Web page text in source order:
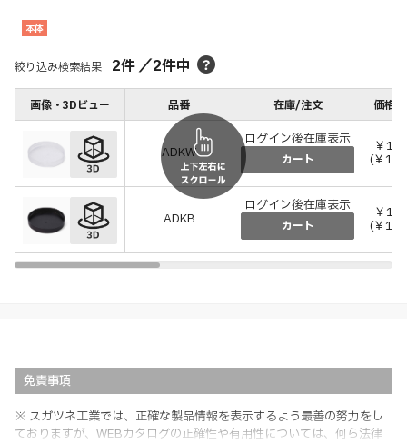
本体
絞り込み検索結果 2件／2件中
画像・3Dビュー 品番 在庫/注文 価格(
ADKW
ログイン後在庫表示
カート
￥
(￥
ADKB
ログイン後在庫表示
カート
￥
(￥
免責事項
※ スガツネ工業では、正確な製品情報を表示するよう最善の努力をし
ておりますが、WEBカタログの正確性や有用性については、何ら法律